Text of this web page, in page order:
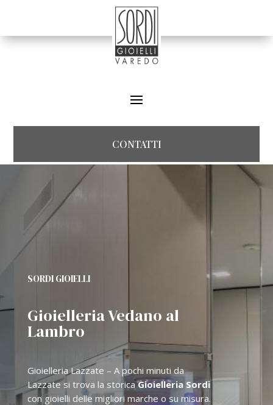
CONTATTI
SORDI GIOIELLI
Gioielleria Vedano al
Lambro
Gioielleria Lazzate – A pochi minuti da
Lazzate si trova la storicaGioielleria Sordi
con gioielli delle migliori marche o su misura.